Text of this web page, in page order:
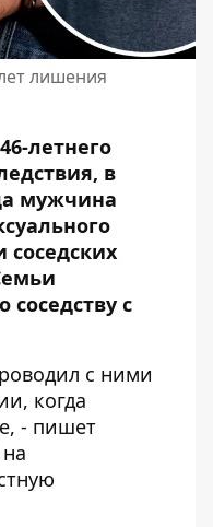
лишения
летнего
в
мужчина
с
с ними
когда
- пишет
на